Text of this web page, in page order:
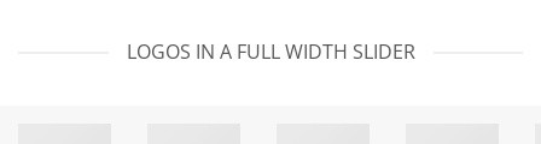
LOGOS IN A FULL WIDTH SLIDER